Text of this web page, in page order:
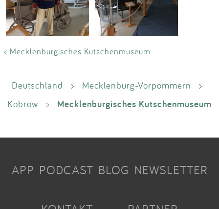
< Mecklenburgisches Kutschenmuseum
Deutschland > Mecklenburg-Vorpommern
>
Kobrow
> Mecklenburgisches Kutschenmuseum
APP PODCAST BLOG NEWSLETTER